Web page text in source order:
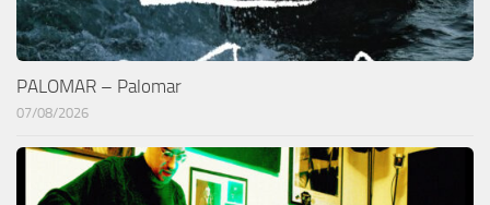
PALOMAR – Palomar
07/08/2026